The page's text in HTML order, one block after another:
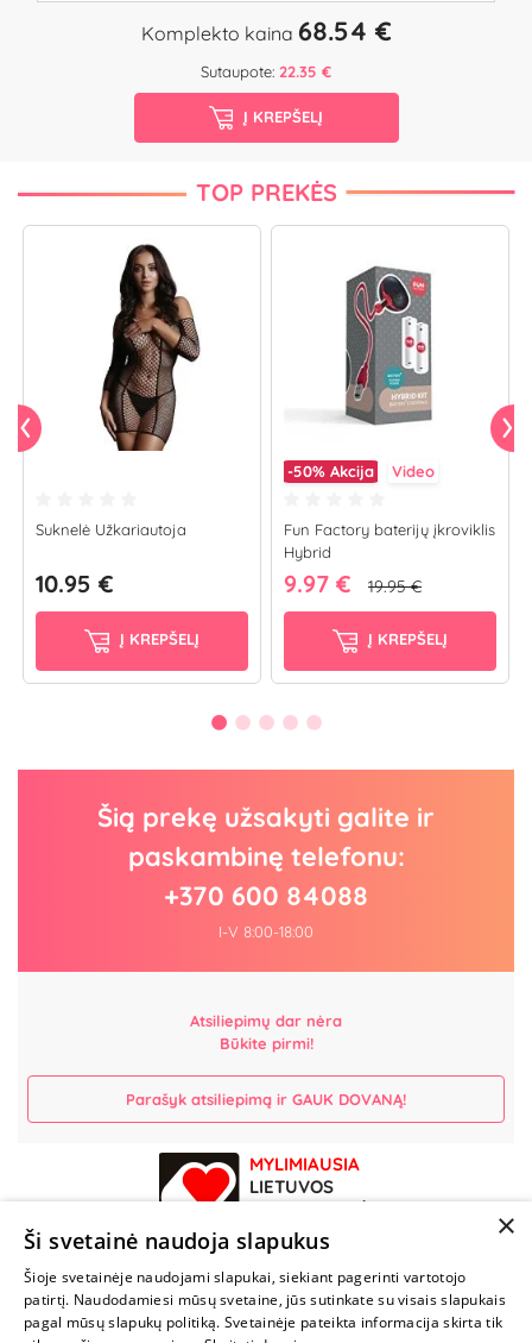
Komplekto kaina 68.54 €
Sutaupote: 22.35 €
Į KREPŠELĮ
TOP PREKĖS
Suknelė Užkariautoja
10.95 €
Į KREPŠELĮ
-50% Akcija Video
Fun Factory baterijų įkroviklis
Hybrid
9.97 € 19.95 €
Į KREPŠELĮ
Šią prekę užsakyti galite ir
paskambinę telefonu:
+370 600 84088
I-V 8:00-18:00
Atsiliepimų dar nėra
Būkite pirmi!
Parašyk atsiliepimą ir GAUK DOVANĄ!
MYLIMIAUSIA
LIETUVOS
PARDUOTUVĖ
NENUSTOK
ŽAISTI
×
Ši svetainė naudoja slapukus
Šioje svetainėje naudojami slapukai, siekiant pagerinti vartotojo
patirtį. Naudodamiesi mūsų svetaine, jūs sutinkate su visais slapukais
pagal mūsų slapukų politiką. Svetainėje pateikta informacija skirta tik